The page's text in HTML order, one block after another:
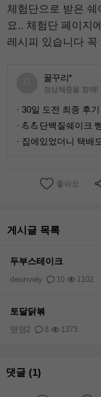
체험단으로 받은
요.. 체험단 페이지
레시피 있습니다 꼭
꿀꾸리*
정상체중을 향해!
· 30일 도전 최종 후기
· 💪💪단백질쉐이크
· 집에있었더니 택배
좋아요
게시글 목록
두부스테이크
10 1102
deunvely
토달닭볶
8 1373
명명2
댓글 (1)